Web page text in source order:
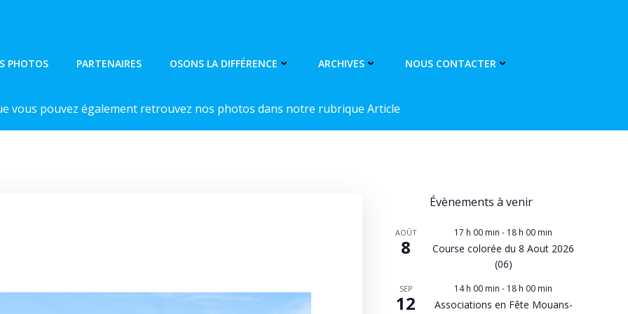
PHOTOS PARTENAIRES OSONS LA DIFFÉRENCE ARCHIVES NOUS CONTACTER
vous pouvez également retrouvez nos photos dans notre rubrique Article
Évènements à venir
AOÛT
8
17 h 00 min - 18 h 00 min
Course colorée du 8 Aout 2026
(06)
SEP
12
14 h 00 min - 18 h 00 min
Associations en Fête Mouans-